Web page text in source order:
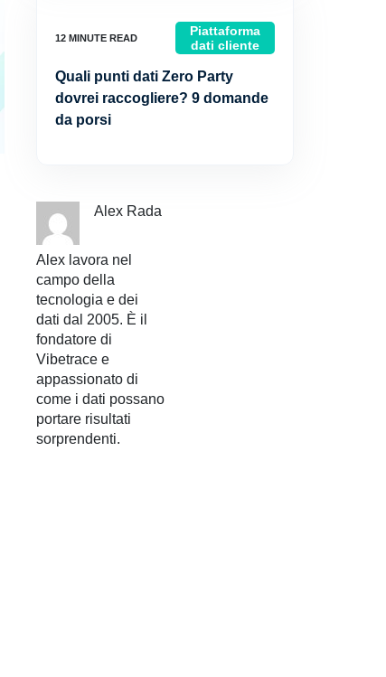
Piattaforma
dati cliente
Quali punti dati Zero Party
dovrei raccogliere? 9 domande
da porsi
Alex Rada
Alex lavora nel
campo della
tecnologia e dei
dati dal 2005. È il
fondatore di
Vibetrace e
appassionato di
come i dati possano
portare risultati
sorprendenti.